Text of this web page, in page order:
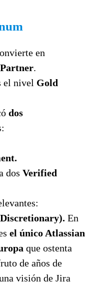
en
.
el nivel Gold
dos
dos Verified
En
el único Atlassian
que ostenta
de años de
visión de Jira